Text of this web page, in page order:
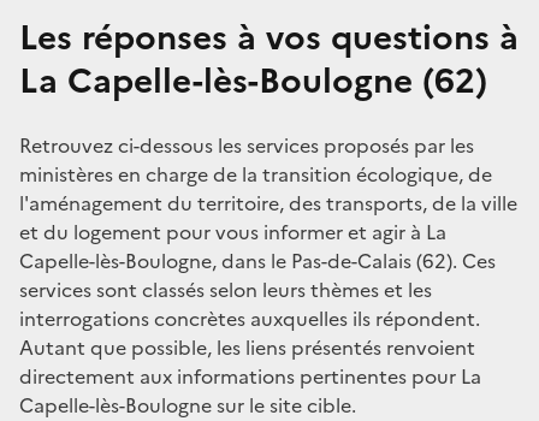
Les réponses à vos questions à
La Capelle-lès-Boulogne (62)
Retrouvez ci-dessous les services proposés par les
ministères en charge de la transition écologique, de
l'aménagement du territoire, des transports, de la ville
et du logement pour vous informer et agir à La
Capelle-lès-Boulogne, dans le Pas-de-Calais (62). Ces
services sont classés selon leurs thèmes et les
interrogations concrètes auxquelles ils répondent.
Autant que possible, les liens présentés renvoient
directement aux informations pertinentes pour La
Capelle-lès-Boulogne sur le site cible.